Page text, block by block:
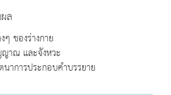
ล
ๆ ของร่างกาย
าณ และจังหวะ
าการประกอบคำบรรยาย